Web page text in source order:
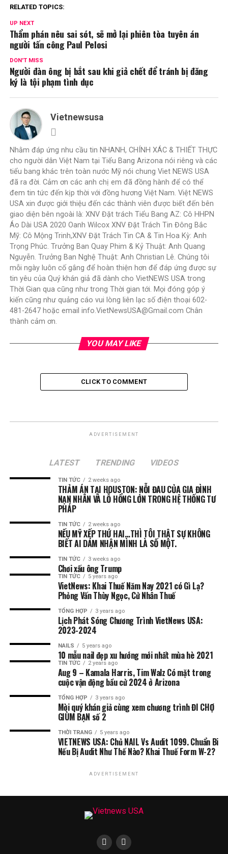
RELATED TOPICS:
UP NEXT
Thẩm phán nêu sai sót, sẽ mở lại phiên tòa tuyên án
người tấn công Paul Pelosi
DON'T MISS
Người đàn ông bị bắt sau khi giả chết để tránh bị đăng
ký là tội phạm tình dục
Vietnewsusa
Nhằm đáp ứng nhu cầu tin NHANH, CHÍNH XÁC & THIẾT THỰC
cho người dân Việt Nam tại Tiểu Bang Arizona nói riêng và các
tiểu bang khác trên toàn nước Mỹ nói chung Viet NEWS USA
đã ra đời. Cảm ơn các anh chị em đã đồng hành để có thể
đem tin tức đến kịp thời với đồng hương Việt Nam. Việt NEWS
USA xin được giới thiệu đến các thành viên được biết đến bên
giao diện bên ngoài là: XNV Đặt trách Tiểu Bang AZ: Cô HHPN
Áo Dài USA 2020 Oanh Wilcox XNV Đặt Trách Tin Đông Bắc
Mỹ: Cô Mộng Trinh,XNV Đặt Trách Tin CA & Tin Hoa Kỳ: Anh
Trọng Phúc. Trưởng Ban Quay Phim & Kỷ Thuật: Anh Quang
Nguyễn. Trưởng Ban Nghệ Thuật: Anh Christian Lê. Chúng tôi
mỗi ngày luôn cố gắng để hoàn thiện hơn để đáp ứng được sự
tin yêu của Quý khán giả đã dành cho VietNEWS USA trong
Thời Gian qua cũng như trong Thời gian tới. Mọi đóng góp ý
kiến cũng như quảng cáo vui lòng liên lạc số điện thoại 602-
481-2647 hoặc email info.VietNewsUSA@Gmail.com Chân
thành cảm ơn.
YOU MAY LIKE
CLICK TO COMMENT
ADVERTISEMENT
LATEST TRENDING VIDEOS
TIN TỨC 2 weeks ago
THẢM ÁN TẠI HOUSTON: NỖI ĐAU CỦA GIA ĐÌNH
NẠN NHÂN VÀ LỖ HỔNG LỚN TRONG HỆ THỐNG TƯ
PHÁP
TIN TỨC 2 weeks ago
NẾU MỸ XẾP THỨ HAI…THÌ TÔI THẬT SỰ KHÔNG
BIẾT AI DÁM NHẬN MÌNH LÀ SỐ MỘT.
TIN TỨC 3 weeks ago
Chơi xấu ông Trump
TIN TỨC 5 years ago
VietNews: Khai Thuế Năm Nay 2021 có Gì Lạ?
Phỏng Vấn Thùy Ngọc, Cử Nhân Thuế
TỔNG HỢP 3 years ago
Lịch Phát Sóng Chương Trình VietNews USA:
2023-2024
NAILS 5 years ago
10 mẫu nail đẹp xu hướng mới nhất mùa hè 2021
TIN TỨC 2 years ago
Aug 9 – Kamala Harris, Tim Walz Có mặt trong
cuộc vận động bầu cử 2024 ở Arizona
TỔNG HỢP 3 years ago
Mời quý khán giả cùng xem chương trình ĐI CHỢ
GIÙM BẠN số 2
THỜI TRANG 5 years ago
VIETNEWS USA: Chủ NAIL Vs Audit 1099. Chuẩn Bi
Nếu Bị Audit Như Thế Nào? Khai Thuế Form W-2?
ADVERTISEMENT